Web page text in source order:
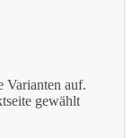
Varianten auf.
gewählt